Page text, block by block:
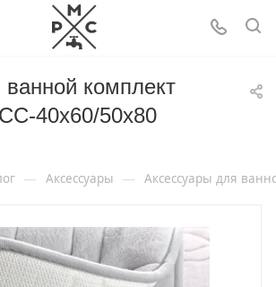
ванной комплект
40х60/50х80
— Аксессуары — Аксессуары для